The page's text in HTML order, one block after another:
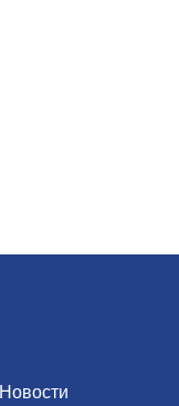
Новости